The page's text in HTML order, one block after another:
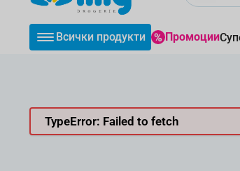
Всички продукти Промоции
TypeError: Failed to fetch